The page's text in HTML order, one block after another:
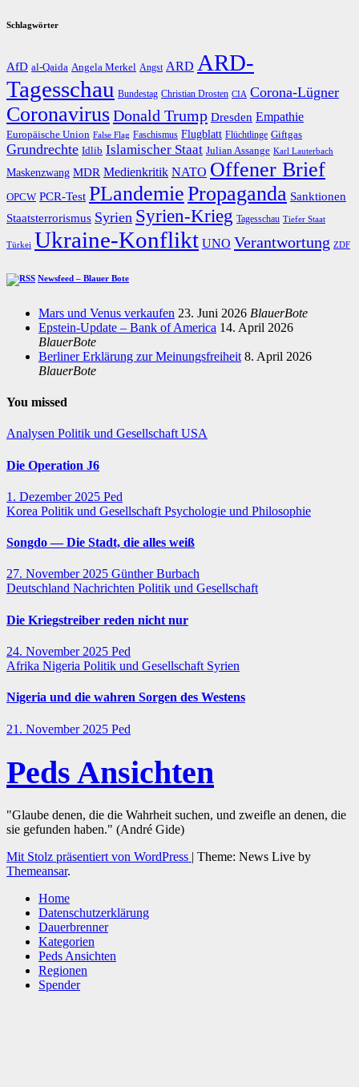
Schlagwörter
AfD al-Qaida Angela Merkel Angst ARD ARD-
Tagesschau Bundestag Christian Drosten CIA Corona-Lügner
CoronavirusDonald Trump Dresden Empathie
Europäische Union False Flag Faschismus Flugblatt Flüchtlinge Giftgas
Grundrechte Idlib Islamischer Staat Julian Assange Karl Lauterbach
Maskenzwang MDR Medienkritik NATO Offener Brief
OPCW PCR-Test PLandemiePropaganda Sanktionen
Staatsterrorismus Syrien Syrien-Krieg Tagesschau Tiefer Staat
Türkei Ukraine-Konflikt UNO Verantwortung ZDF
Newsfeed – Blauer Bote
Mars und Venus verkaufen 23. Juni 2026 BlauerBote
Epstein-Update – Bank of America 14. April 2026
BlauerBote
Berliner Erklärung zur Meinungsfreiheit 8. April 2026
BlauerBote
You missed
Analysen Politik und Gesellschaft USA
Die Operation J6
1. Dezember 2025 Ped
Korea Politik und Gesellschaft Psychologie und Philosophie
Songdo — Die Stadt, die alles weiß
27. November 2025 Günther Burbach
Deutschland Nachrichten Politik und Gesellschaft
Die Kriegstreiber reden nicht nur
24. November 2025 Ped
Afrika Nigeria Politik und Gesellschaft Syrien
Nigeria und die wahren Sorgen des Westens
21. November 2025 Ped
Peds Ansichten
"Glaube denen, die die Wahrheit suchen, und zweifle an denen, die
sie gefunden haben." (André Gide)
Mit Stolz präsentiert von WordPress | Theme: News Live by
Themeansar.
Home
Datenschutzerklärung
Dauerbrenner
Kategorien
Peds Ansichten
Regionen
Spender